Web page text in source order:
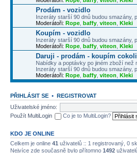
Prodám - vozidlo
Inzeráty starší 90 dnů budou smazány,
Moderátoři: Rope baffy viteon Kleki
Koupím - vozidlo
Inzeráty starší 90 dnů budou smazány,
Moderátoři: Rope baffy viteon Kleki
Daruji - prodám - koupím
Nabídky a poptávky po jiném zboží než
Inzeráty starší 90 dnů budou smazány,
Moderátoři: Rope baffy viteon Kleki
PŘIHLÁSIT SE • REGISTROVAT
Uživatelské jméno:
Použít MultiLogin
Co je to MultiLogin?
KDO JE ONLINE
Celkem je online 41 uživatelů :: 1 registrovaný, 0
Nejvíce zde současně bylo přítomno 1492